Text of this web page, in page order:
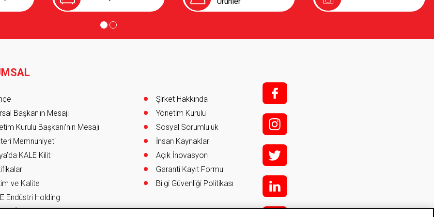
Başkan'ın Mesajı
Kurulu Başkanı’nın Mesajı
Memnuniyeti
KALE Kilit
ve Kalite
Endüstri Holding
& İSG Entegre Yönetim Sistemi Kapsamı
Şirket Hakkında
Yönetim Kurulu
Sosyal Sorumluluk
İnsan Kaynakları
Açık İnovasyon
Garanti Kayıt Formu
Bilgi Güvenliği Politikası
f;
i;
t
l